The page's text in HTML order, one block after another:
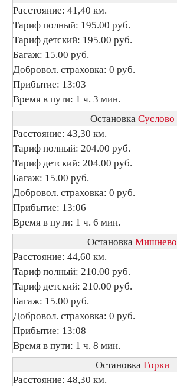
Расстояние: 41,40 км.
Тариф полный: 195.00 руб.
Тариф детский: 195.00 руб.
Багаж: 15.00 руб.
Добровол. страховка: 0 руб.
Прибытие: 13:03
Время в пути: 1 ч. 3 мин.
Остановка Суслово
Расстояние: 43,30 км.
Тариф полный: 204.00 руб.
Тариф детский: 204.00 руб.
Багаж: 15.00 руб.
Добровол. страховка: 0 руб.
Прибытие: 13:06
Время в пути: 1 ч. 6 мин.
Остановка Мишнево
Расстояние: 44,60 км.
Тариф полный: 210.00 руб.
Тариф детский: 210.00 руб.
Багаж: 15.00 руб.
Добровол. страховка: 0 руб.
Прибытие: 13:08
Время в пути: 1 ч. 8 мин.
Остановка Горки
Расстояние: 48,30 км.